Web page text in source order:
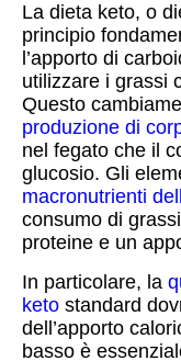
La dieta keto, o
principio
l’apporto di
utilizzare i grassi
Questo
produzione di
nel fegato che il
glucosio. Gli
macronutrienti
consumo di
proteine e un
In particolare, la
keto standard
dell’apporto
basso è